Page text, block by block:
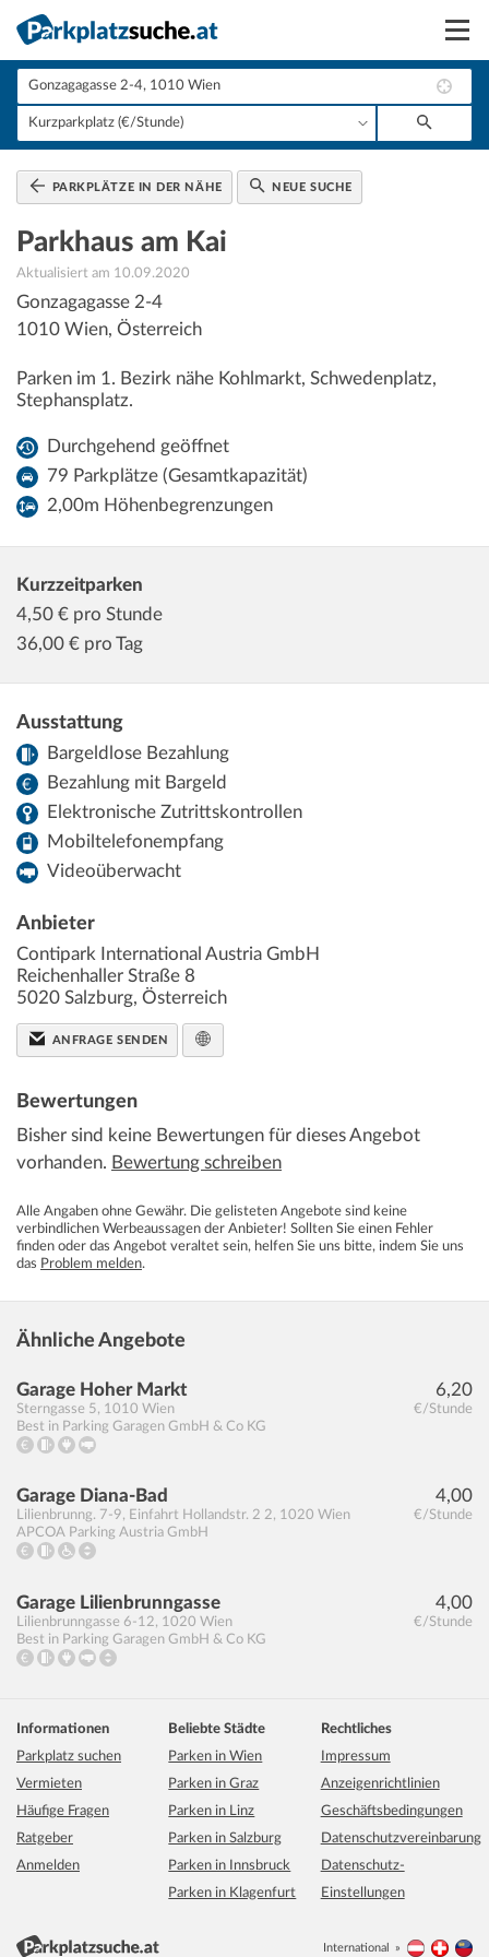
Suchen
Vermieten
Anmelden
PARKPLÄTZE IN DER NÄHE NEUE SUCHE
Parkhaus am Kai
Aktualisiert am 10.09.2020
Gonzagagasse 2-4
1010 Wien, Österreich
Parken im 1. Bezirk nähe Kohlmarkt, Schwedenplatz,
Stephansplatz.
Durchgehend geöffnet
79 Parkplätze (Gesamtkapazität)
2,00m Höhenbegrenzungen
Kurzzeitparken
4,50 € pro Stunde
36,00 € pro Tag
Ausstattung
Bargeldlose Bezahlung
Bezahlung mit Bargeld
Elektronische Zutrittskontrollen
Mobiltelefonempfang
Videoüberwacht
Anbieter
Contipark International Austria GmbH
Reichenhaller Straße 8
5020 Salzburg, Österreich
ANFRAGE SENDEN
Bewertungen
Bisher sind keine Bewertungen für dieses Angebot
vorhanden. Bewertung schreiben
Alle Angaben ohne Gewähr. Die gelisteten Angebote sind keine
verbindlichen Werbeaussagen der Anbieter! Sollten Sie einen Fehler
finden oder das Angebot veraltet sein, helfen Sie uns bitte, indem Sie uns
das Problem melden.
Ähnliche Angebote
6,20
€/Stunde
Garage Hoher Markt
Sterngasse 5, 1010 Wien
Best in Parking Garagen GmbH & Co KG
4,00
€/Stunde
Garage Diana-Bad
Lilienbrunng. 7-9, Einfahrt Hollandstr. 2 2, 1020 Wien
APCOA Parking Austria GmbH
4,00
€/Stunde
Garage Lilienbrunngasse
Lilienbrunngasse 6-12, 1020 Wien
Best in Parking Garagen GmbH & Co KG
Informationen
Parkplatz suchen
Vermieten
Häufige Fragen
Ratgeber
Anmelden
Beliebte Städte
Parken in Wien
Parken in Graz
Parken in Linz
Parken in Salzburg
Parken in Innsbruck
Parken in Klagenfurt
Rechtliches
Impressum
Anzeigenrichtlinien
Geschäftsbedingungen
Datenschutzvereinbarung
Datenschutz-
Einstellungen
International Österreich